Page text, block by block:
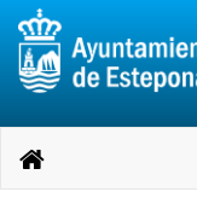
Destino:
Volver